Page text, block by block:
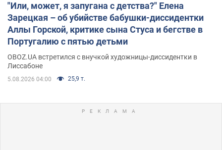
"Или, может, я запугана с детства?" Елена
Зарецкая – об убийстве бабушки-диссидентки
Аллы Горской, критике сына Стуса и бегстве в
Португалию с пятью детьми
OBOZ.UA встретился с внучкой художницы-диссидентки в
Лиссабоне
5.08.2026 04:00 25,9 т.